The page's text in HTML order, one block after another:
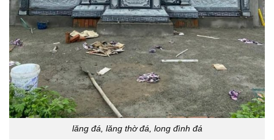
lăng đá, lăng thờ đá, long đình đá